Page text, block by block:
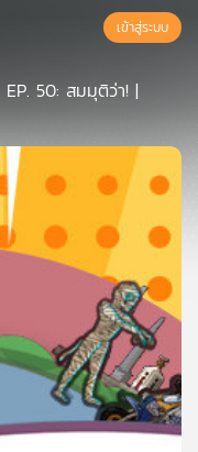
เข้าสู่ระบบ
EP. 50: สมมุติว่า! |